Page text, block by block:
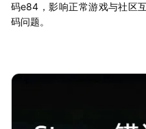
码e84，影响正常游戏与社区
码问题。